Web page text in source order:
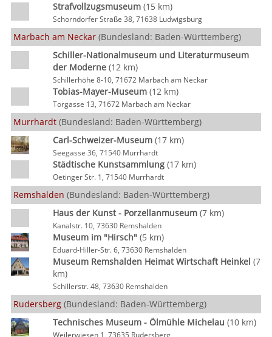
Strafvollzugsmuseum(15 km)
Schorndorfer Straße 38, 71638 Ludwigsburg
Marbach am Neckar (Bundesland: Baden-Württemberg)
Schiller-Nationalmuseum und Literaturmuseum
der Moderne(12 km)
Schillerhöhe 8-10, 71672 Marbach am Neckar
Tobias-Mayer-Museum(12 km)
Torgasse 13, 71672 Marbach am Neckar
Murrhardt (Bundesland: Baden-Württemberg)
Carl-Schweizer-Museum(17 km)
Seegasse 36, 71540 Murrhardt
Städtische Kunstsammlung(17 km)
Oetinger Str. 1, 71540 Murrhardt
Remshalden (Bundesland: Baden-Württemberg)
Haus der Kunst - Porzellanmuseum(7 km)
Kanalstr. 10, 73630 Remshalden
Museum im "Hirsch"(5 km)
Eduard-Hiller-Str. 6, 73630 Remshalden
Museum Remshalden Heimat Wirtschaft Heinkel (7
km)
Schillerstr. 48, 73630 Remshalden
Rudersberg (Bundesland: Baden-Württemberg)
Technisches Museum - Ölmühle Michelau (10 km)
Weilerwiesen 1, 73635 Rudersberg